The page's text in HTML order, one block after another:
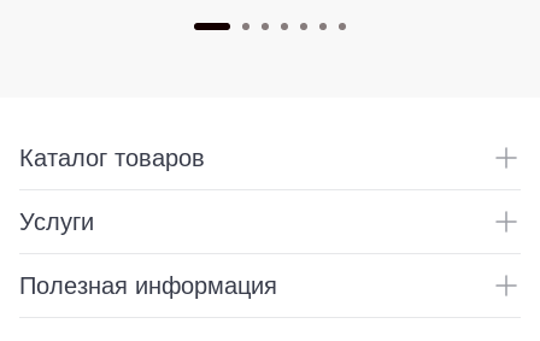
Каталог товаров
Услуги
Полезная информация